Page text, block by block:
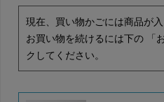
現在、買い物かごには商品が入
お買い物を続けるには下の 「
クしてください。